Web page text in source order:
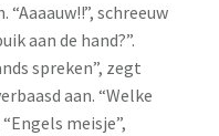
“Aaaauw!!”, schreeuw
aan de hand?”.
spreken”, zegt
aan. “Welke
meisje”,